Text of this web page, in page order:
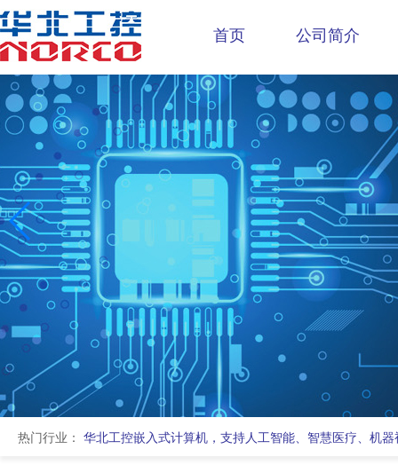
首页 公司简介
热门行业： 华北工控嵌入式计算机，支持人工智能、智慧医疗、机